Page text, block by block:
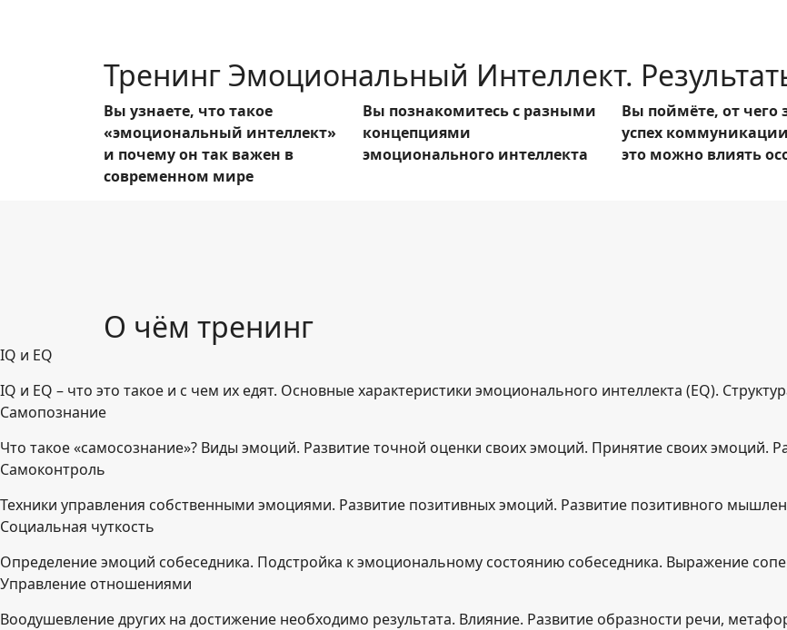
Тренинг Эмоциональный Интеллект.
Вы узнаете, что такое
«эмоциональный интеллект»
и почему он так важен в
современном мире
Вы познакомитесь с разными
концепциями
эмоционального интеллекта
Вы поймёте, от чего
успех
это можно влиять
О чём тренинг
IQ и EQ
IQ и EQ – что это такое и с чем их едят. Основные характеристики эмоционального интеллекта (EQ).
Самопознание
Что такое «самосознание»? Виды эмоций. Развитие точной оценки своих эмоций. Принятие своих эмоций.
Самоконтроль
Техники управления собственными эмоциями. Развитие позитивных эмоций. Развитие позитивного
Социальная чуткость
Определение эмоций собеседника. Подстройка к эмоциональному состоянию собеседника. Выражение
Управление отношениями
Воодушевление других на достижение необходимо результата. Влияние. Развитие образности речи,